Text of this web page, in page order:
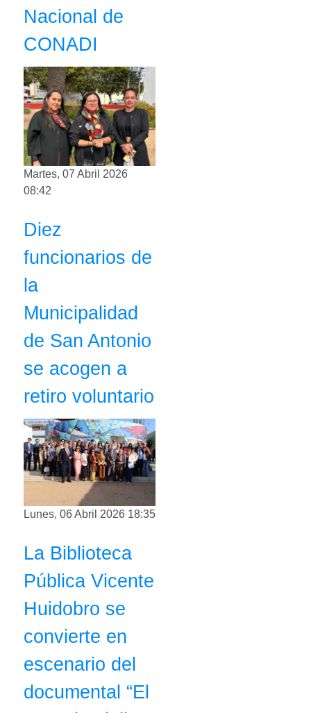
Nacional de
CONADI
Martes, 07 Abril 2026
08:42
Diez
funcionarios de
la
Municipalidad
de San Antonio
se acogen a
retiro voluntario
Lunes, 06 Abril 2026 18:35
La Biblioteca
Pública Vicente
Huidobro se
convierte en
escenario del
documental “El